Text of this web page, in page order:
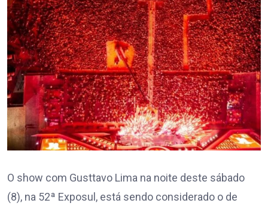
O show com Gusttavo Lima na noite deste sábado
(8), na 52ª Exposul, está sendo considerado o de